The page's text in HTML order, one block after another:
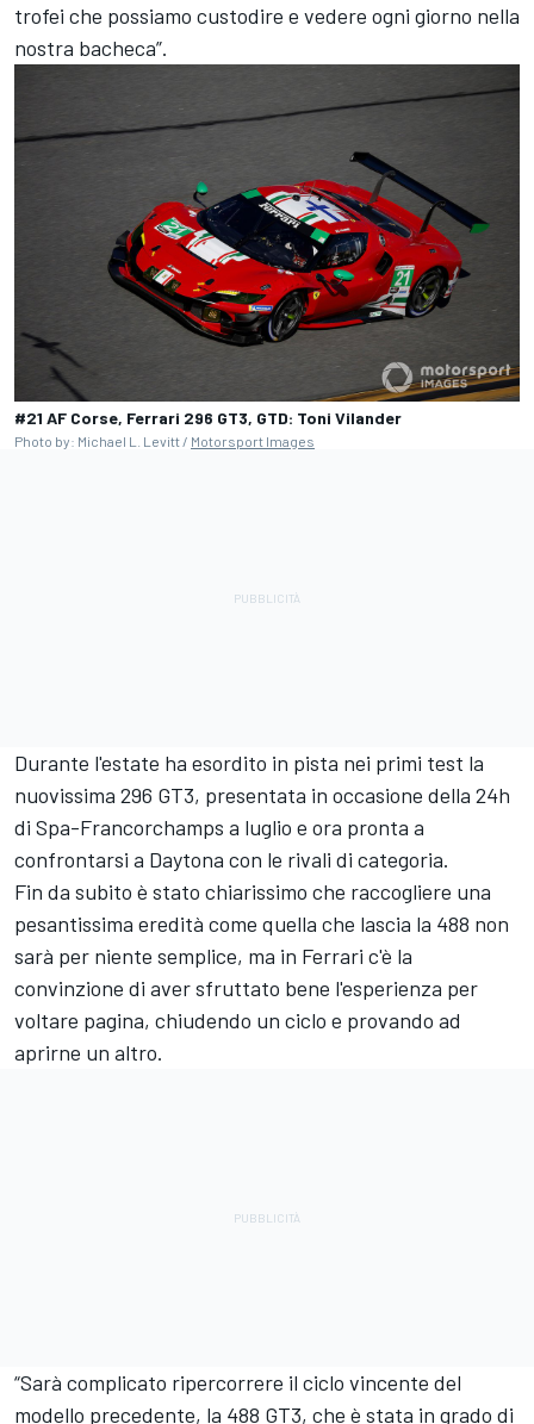
trofei che possiamo custodire e vedere ogni giorno nella
nostra bacheca”.
#21 AF Corse, Ferrari 296 GT3, GTD: Toni Vilander
Photo by: Michael L. Levitt / Motorsport Images
Durante l'estate ha esordito in pista nei primi test la
nuovissima 296 GT3, presentata in occasione della 24h
di Spa-Francorchamps a luglio e ora pronta a
confrontarsi a Daytona con le rivali di categoria.
Fin da subito è stato chiarissimo che raccogliere una
pesantissima eredità come quella che lascia la 488 non
sarà per niente semplice, ma in Ferrari c'è la
convinzione di aver sfruttato bene l'esperienza per
voltare pagina, chiudendo un ciclo e provando ad
aprirne un altro.
“Sarà complicato ripercorrere il ciclo vincente del
modello precedente, la 488 GT3, che è stata in grado di